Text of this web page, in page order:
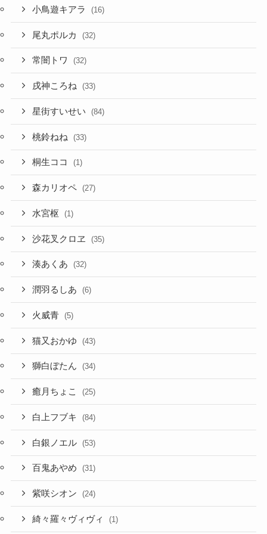
小鳥遊キアラ (16)
尾丸ポルカ (32)
常闇トワ (32)
戌神ころね (33)
星街すいせい (84)
桃鈴ねね (33)
桐生ココ (1)
森カリオペ (27)
水宮枢 (1)
沙花叉クロヱ (35)
湊あくあ (32)
潤羽るしあ (6)
火威青 (5)
猫又おかゆ (43)
獅白ぼたん (34)
癒月ちょこ (25)
白上フブキ (84)
白銀ノエル (53)
百鬼あやめ (31)
紫咲シオン (24)
綺々羅々ヴィヴィ (1)